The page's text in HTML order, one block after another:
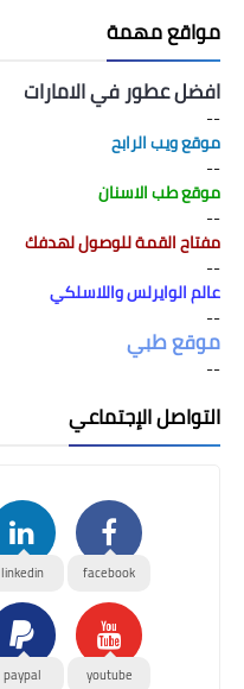
مواقع مهمة
افضل عطور في الامارات
--
موقع ويب الرابح
--
موقع طب الاسنان
--
مفتاح القمة للوصول لهدفك
--
عالم الوايرلس واللاسلكي
--
موقع طبي
--
التواصل الإجتماعي
facebook
linkedin
youtube
paypal